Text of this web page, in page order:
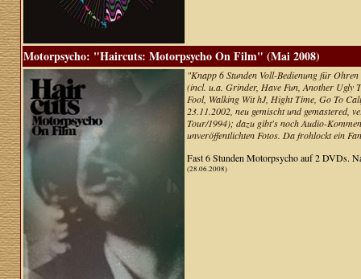
Motorpsycho: "Haircuts: Motorpsycho On Film" (Mai 2008)
"Knapp 6 Stunden Voll-Bedienung für
(incl. u.a. Grinder, Have Fun, Another Ugly
Fool, Walking Wit hJ, Hight Time, Go To
23.11.2002, neu gemischt und gemastered,
Tour/1994); dazu gibt's noch Audio-
unveröffentlichten Fotos. Da frohlockt ein
Fast 6 Stunden Motorpsycho auf 2 DVDs.
(28.06.2008)